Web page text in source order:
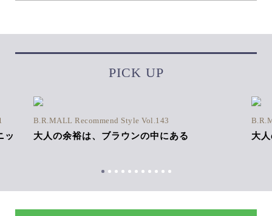
PICK UP
ッ
B.R.MALL Recommend Style Vol.143
大人の余裕は、ブラウンの中にある 大